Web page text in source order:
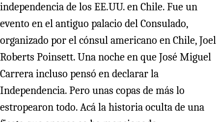
independencia de los EE.UU. en Chile. Fue un
evento en el antiguo palacio del Consulado,
organizado por el cónsul americano en Chile, Joel
Roberts Poinsett. Una noche en que José Miguel
Carrera incluso pensó en declarar la
Independencia. Pero unas copas de más lo
estropearon todo. Acá la historia oculta de una